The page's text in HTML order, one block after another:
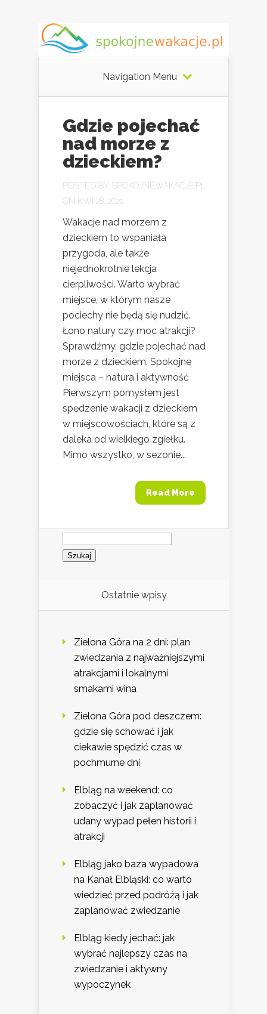
Navigation Menu
Gdzie pojechać
nad morze z
dzieckiem?
POSTED BY SPOKOJNEWAKACJE.PL
ON KWI 28, 2021
Wakacje nad morzem z
dzieckiem to wspaniała
przygoda, ale także
niejednokrotnie lekcja
cierpliwości. Warto wybrać
miejsce, w którym nasze
pociechy nie będą się nudzić.
Łono natury czy moc atrakcji?
Sprawdźmy, gdzie pojechać nad
morze z dzieckiem. Spokojne
miejsca – natura i aktywność
Pierwszym pomysłem jest
spędzenie wakacji z dzieckiem
w miejscowościach, które są z
daleka od wielkiego zgiełku.
Mimo wszystko, w sezonie...
Read More
Szukaj:
Ostatnie wpisy
Zielona Góra na 2 dni: plan
zwiedzania z najważniejszymi
atrakcjami i lokalnymi
smakami wina
Zielona Góra pod deszczem:
gdzie się schować i jak
ciekawie spędzić czas w
pochmurne dni
Elbląg na weekend: co
zobaczyć i jak zaplanować
udany wypad pełen historii i
atrakcji
Elbląg jako baza wypadowa
na Kanał Elbląski: co warto
wiedzieć przed podróżą i jak
zaplanować zwiedzanie
Elbląg kiedy jechać: jak
wybrać najlepszy czas na
zwiedzanie i aktywny
wypoczynek